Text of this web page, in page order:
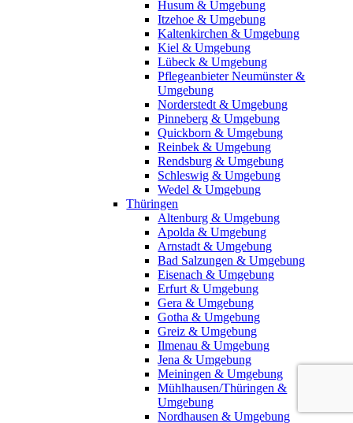
Husum & Umgebung
Itzehoe & Umgebung
Kaltenkirchen & Umgebung
Kiel & Umgebung
Lübeck & Umgebung
Pflegeanbieter Neumünster &
Umgebung
Norderstedt & Umgebung
Pinneberg & Umgebung
Quickborn & Umgebung
Reinbek & Umgebung
Rendsburg & Umgebung
Schleswig & Umgebung
Wedel & Umgebung
Thüringen
Altenburg & Umgebung
Apolda & Umgebung
Arnstadt & Umgebung
Bad Salzungen & Umgebung
Eisenach & Umgebung
Erfurt & Umgebung
Gera & Umgebung
Gotha & Umgebung
Greiz & Umgebung
Ilmenau & Umgebung
Jena & Umgebung
Meiningen & Umgebung
Mühlhausen/Thüringen &
Umgebung
Nordhausen & Umgebung